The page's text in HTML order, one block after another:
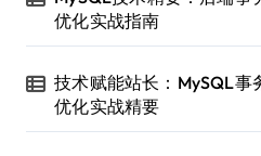
优化实战指南
技术赋能站长：MySQL事
优化实战精要